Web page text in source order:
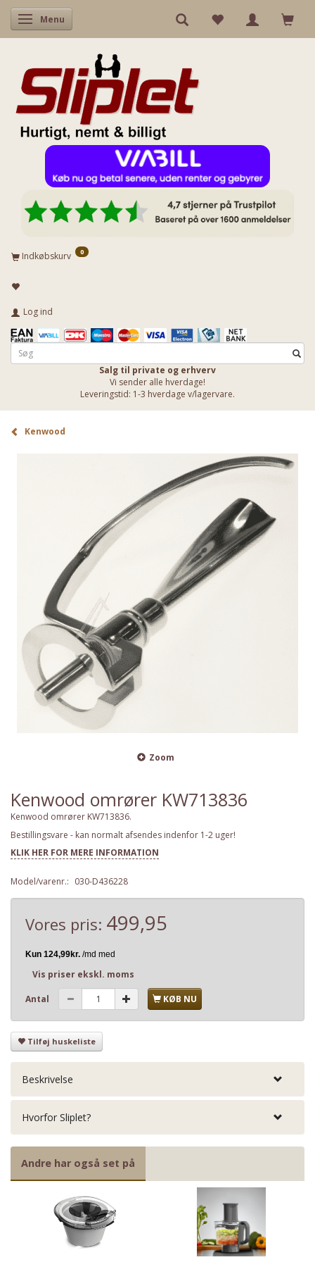
Skifte navigation
Menu
Indkøbskurv 0
Log ind
Salg til private og erhverv
Vi sender alle hverdage!
Leveringstid: 1-3 hverdage v/lagervare.
Kenwood
Zoom
Kenwood omrører KW713836
Kenwood omrører KW713836.
Bestillingsvare - kan normalt afsendes indenfor 1-2 uger!
KLIK HER FOR MERE INFORMATION
Model/varenr.: 030-D436228
Vores pris: 499,95
Vis priser ekskl. moms
Antal KØB NU
Tilføj huskeliste
Beskrivelse
Hvorfor Sliplet?
Andre har også set på